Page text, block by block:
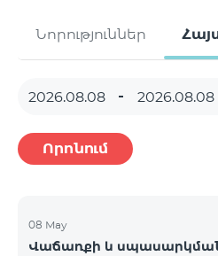
Նորություններ
Որոնում
08 May
Վաճառքի և